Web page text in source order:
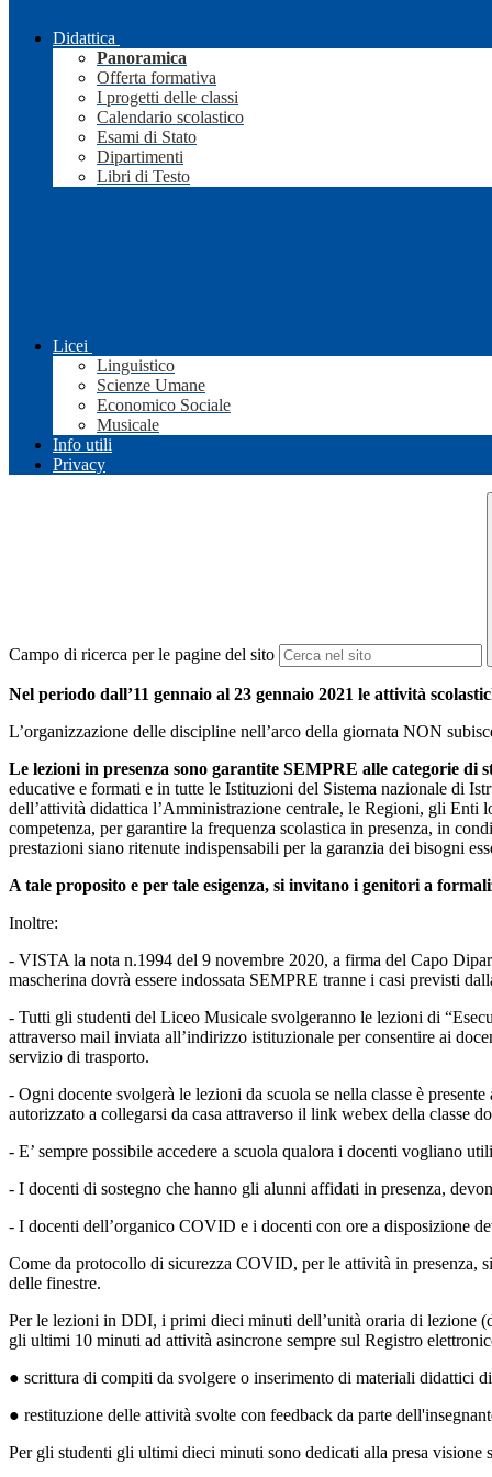
Didattica
Panoramica
Offerta formativa
I progetti delle classi
Calendario scolastico
Esami di Stato
Dipartimenti
Libri di Testo
Licei
Linguistico
Scienze Umane
Economico Sociale
Musicale
Info utili
Privacy
Campo di ricerca per le pagine del sito
Nel periodo dall’11 gennaio al 23 gennaio 2021 le attività
L’organizzazione delle discipline nell’arco della giornata NON
Le lezioni in presenza sono garantite SEMPRE alle categorie di
educative e formati e in tutte le Istituzioni del Sistema nazionale di
dell’attività didattica l’Amministrazione centrale, le Regioni, gli
competenza, per garantire la frequenza scolastica in presenza, in
prestazioni siano ritenute indispensabili per la garanzia dei bisogni
A tale proposito e per tale esigenza, si invitano i genitori a
Inoltre:
- VISTA la nota n.1994 del 9 novembre 2020, a firma del Capo
mascherina dovrà essere indossata SEMPRE tranne i casi previsti
- Tutti gli studenti del Liceo Musicale svolgeranno le lezioni di
attraverso mail inviata all’indirizzo istituzionale per consentire ai
servizio di trasporto.
- Ogni docente svolgerà le lezioni da scuola se nella classe è
autorizzato a collegarsi da casa attraverso il link webex della classe
- E’ sempre possibile accedere a scuola qualora i docenti vogliano
- I docenti di sostegno che hanno gli alunni affidati in presenza,
- I docenti dell’organico COVID e i docenti con ore a disposizione
Come da protocollo di sicurezza COVID, per le attività in presenza,
delle finestre.
Per le lezioni in DDI, i primi dieci minuti dell’unità oraria di lezione
gli ultimi 10 minuti ad attività asincrone sempre sul Registro
● scrittura di compiti da svolgere o inserimento di materiali didattici
● restituzione delle attività svolte con feedback da parte
Per gli studenti gli ultimi dieci minuti sono dedicati alla presa visione